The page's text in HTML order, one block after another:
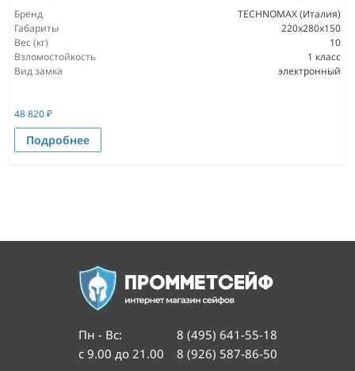
Бренд
TECHNOMAX (Италия)
Габариты
220x280x150
Вес (кг)
10
Взломостойкость
1 класс
Вид замка
электронный
48 820₽
Подробнее
Пн - Вс:
с 9.00 до 21.00
8 (495) 641-55-18
8 (926) 587-86-50